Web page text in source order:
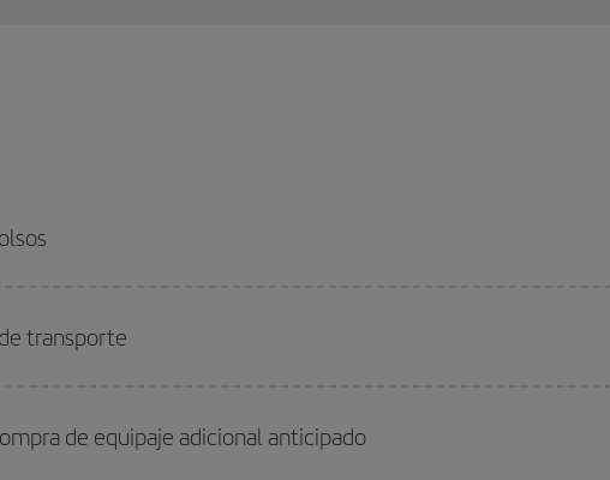
transporte
de equipaje adicional anticipado